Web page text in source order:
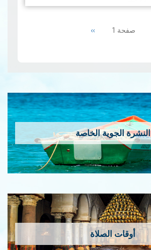
جانفي 2026 مما أدى إلى
من…
قراءة المزيد صفحة 1 Next
››
النشرة الجوية الخاصة
أوقات الصلاة